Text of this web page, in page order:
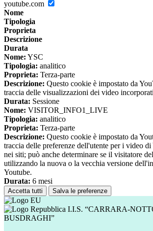
youtube.com
Nome
Tipologia
Proprieta
Descrizione
Durata
Nome: YSC
Tipologia: analitico
Proprieta: Terza-parte
Descrizione: Questo cookie è impostato da
traccia delle visualizzazioni dei video
Durata: Sessione
Nome: VISITOR_INFO1_LIVE
Tipologia: analitico
Proprieta: Terza-parte
Descrizione: Questo cookie è impostato da
traccia delle preferenze dell'utente per i video
nei siti; può anche determinare se il visitatore
utilizzando la nuova o la vecchia versione
Youtube.
Durata: 6 mesi
Accetta tutti Salva le preferenze
I.I.S. “CARRARA-
BUSDRAGHI”